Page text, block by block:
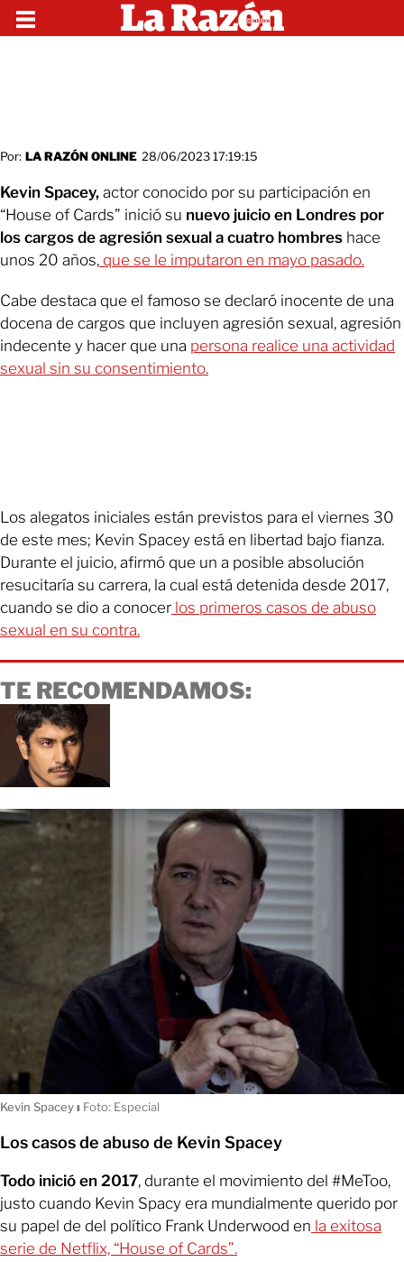
Por: LA RAZÓN ONLINE 28/06/2023 17:19:15
Kevin Spacey, actor conocido por su participación en
“House of Cards” inició su nuevo juicio en Londres por
los cargos de agresión sexual a cuatro hombres hace
unos 20 años, que se le imputaron en mayo pasado.
Cabe destaca que el famoso se declaró inocente de una
docena de cargos que incluyen agresión sexual, agresión
indecente y hacer que una persona realice una actividad
sexual sin su consentimiento.
Los alegatos iniciales están previstos para el viernes 30
de este mes; Kevin Spacey está en libertad bajo fianza.
Durante el juicio, afirmó que un a posible absolución
resucitaría su carrera, la cual está detenida desde 2017,
cuando se dio a conocer los primeros casos de abuso
sexual en su contra.
TE RECOMENDAMOS:
Kevin Spaceyı Foto: Especial
Los casos de abuso de Kevin Spacey
Todo inició en 2017, durante el movimiento del #MeToo,
justo cuando Kevin Spacy era mundialmente querido por
su papel de del político Frank Underwood en la exitosa
serie de Netflix, “House of Cards”.